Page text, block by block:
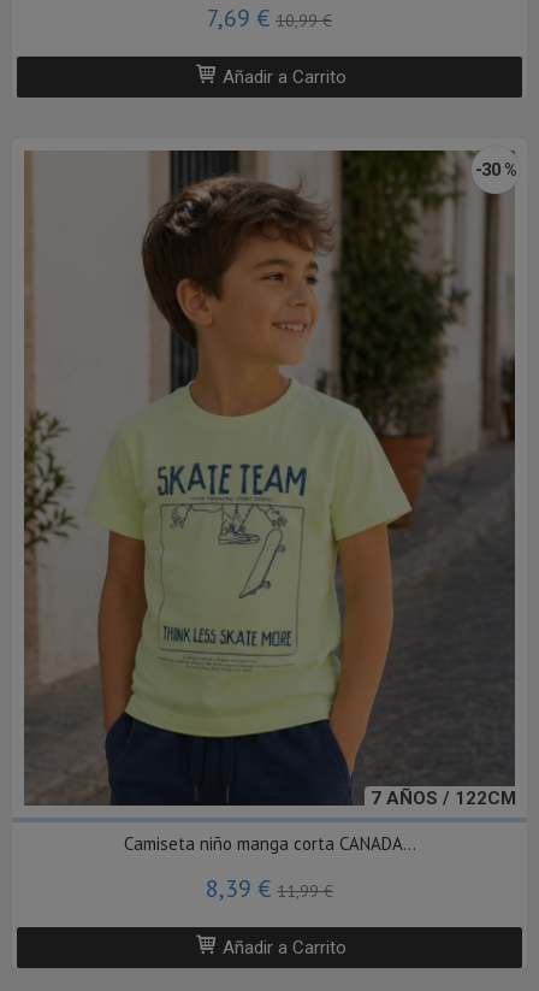
7,69 € 10,99 €
Añadir a Carrito
7 AÑOS / 122CM
-30 %
Camiseta niño manga corta CANADA...
8,39 € 11,99 €
Añadir a Carrito